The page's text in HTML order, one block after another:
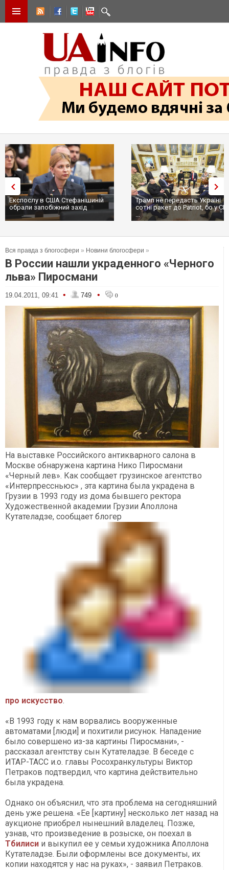
Експослу в США Стефанішиній
обрали запобіжний захід
Трамп не передасть Україні
сотні ракет до Patriot, бо у
...
Вся правда з блогосфери » Новини блогосфери »
В России нашли украденного «Черного
льва» Пиросмани
19.04.2011, 09:41 • 749 • 0
На выставке Российского антикварного салона в
Москве обнаружена картина Нико Пиросмани
«Черный лев». Как сообщает грузинское агентство
«Интерпрессньюс» , эта картина была украдена в
Грузии в 1993 году из дома бывшего ректора
Художественной академии Грузии Аполлона
Кутателадзе, сообщает блогер
про искусство.
«В 1993 году к нам ворвались вооруженные
автоматами [люди] и похитили рисунок. Нападение
было совершено из-за картины Пиросмани», -
рассказал агентству сын Кутателадзе. В беседе с
ИТАР-ТАСС и.о. главы Росохранкультуры Виктор
Петраков подтвердил, что картина действительно
была украдена.
Однако он объяснил, что эта проблема на сегодняшний
день уже решена. «Ее [картину] несколько лет назад на
аукционе приобрел нынешний владелец. Позже,
узнав, что произведение в розыске, он поехал в
Тбилиси и выкупил ее у семьи художника Аполлона
Кутателадзе. Были оформлены все документы, их
копии находятся у нас на руках», - заявил Петраков.